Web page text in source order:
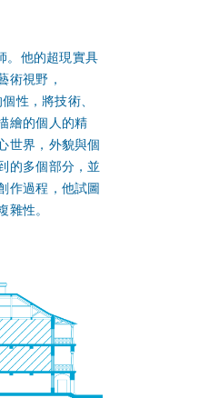
。他的超現實具
術視野，
性，將技術、
繪的個人的精
世界，外貌與個
的多個部分，並
作過程，他試圖
雜性。